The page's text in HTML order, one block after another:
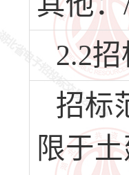
2.2招
招标
限于